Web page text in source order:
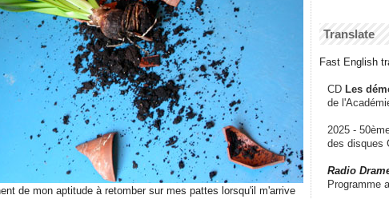
de mon aptitude à retomber sur mes pattes lorsqu'il m'arrive
Translate
Fast English
CD Les
de
2025 -
des disques
Radio
Programme